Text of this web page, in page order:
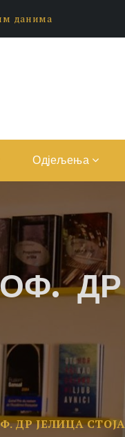
данима
Одјељења
ДР ЈЕЛИЦА